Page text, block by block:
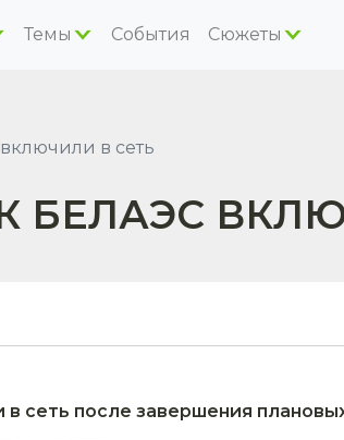
Темы События Сюжеты
в сеть
БЕЛАЭС
сеть после завершения